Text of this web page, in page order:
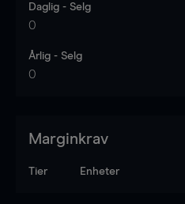
Daglig - Selg
0
Årlig - Selg
0
Marginkrav
Tier Enheter